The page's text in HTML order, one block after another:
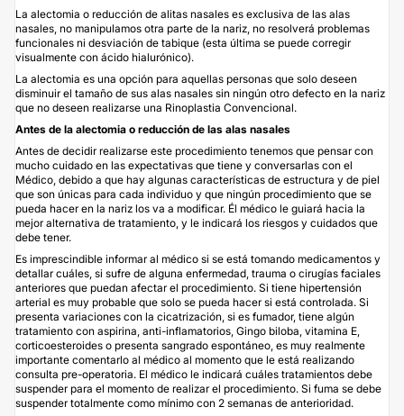
La alectomia o reducción de alitas nasales es exclusiva de las alas
nasales, no manipulamos otra parte de la nariz, no resolverá problemas
funcionales ni desviación de tabique (esta última se puede corregir
visualmente con ácido hialurónico).
La alectomia es una opción para aquellas personas que solo deseen
disminuir el tamaño de sus alas nasales sin ningún otro defecto en la nariz
que no deseen realizarse una Rinoplastia Convencional.
Antes de la alectomia o reducción de las alas nasales
Antes de decidir realizarse este procedimiento tenemos que pensar con
mucho cuidado en las expectativas que tiene y conversarlas con el
Médico, debido a que hay algunas características de estructura y de piel
que son únicas para cada individuo y que ningún procedimiento que se
pueda hacer en la nariz los va a modificar. Él médico le guiará hacia la
mejor alternativa de tratamiento, y le indicará los riesgos y cuidados que
debe tener.
Es imprescindible informar al médico si se está tomando medicamentos y
detallar cuáles, si sufre de alguna enfermedad, trauma o cirugías faciales
anteriores que puedan afectar el procedimiento. Si tiene hipertensión
arterial es muy probable que solo se pueda hacer si está controlada. Si
presenta variaciones con la cicatrización, si es fumador, tiene algún
tratamiento con aspirina, anti-inflamatorios, Gingo biloba, vitamina E,
corticoesteroides o presenta sangrado espontáneo, es muy realmente
importante comentarlo al médico al momento que le está realizando
consulta pre-operatoria. El médico le indicará cuáles tratamientos debe
suspender para el momento de realizar el procedimiento. Si fuma se debe
suspender totalmente como mínimo con 2 semanas de anterioridad.